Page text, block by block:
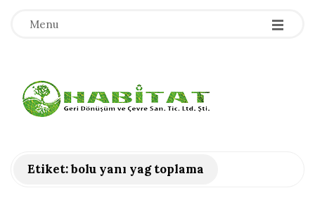
Menu -
-
-
H
Etiket:bolu yanı yag toplama